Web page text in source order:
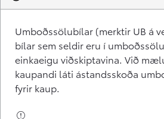
Umboðssölubílar (merktir UB á
bílar sem seldir eru í
einkaeigu viðskiptavina. Við
kaupandi láti ástandsskoða
fyrir kaup.